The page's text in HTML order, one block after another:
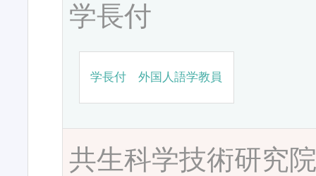
学長付
学長付 外国人語学教員
共生科学技術研究